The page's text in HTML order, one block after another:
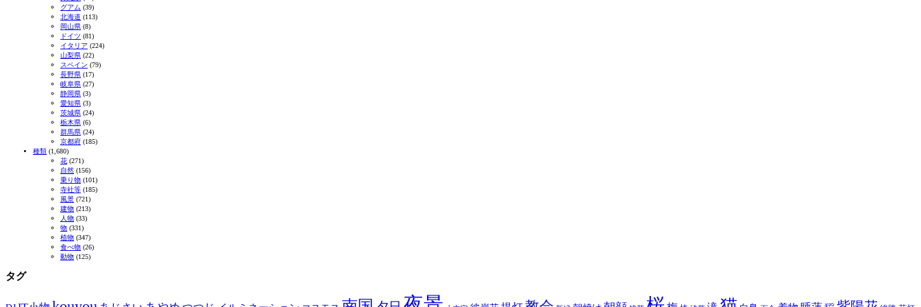
グアム (39)
北海道 (113)
岡山県 (8)
ドイツ (81)
イタリア (224)
山梨県 (22)
スペイン (79)
長野県 (17)
岐阜県 (27)
静岡県 (3)
愛知県 (3)
茨城県 (24)
栃木県 (6)
群馬県 (24)
京都府 (185)
種類 (1,680)
花 (271)
自然 (156)
乗り物 (101)
寺社等 (185)
風景 (721)
建物 (213)
人物 (33)
物 (331)
植物 (347)
食べ物 (26)
動物 (125)
タグ